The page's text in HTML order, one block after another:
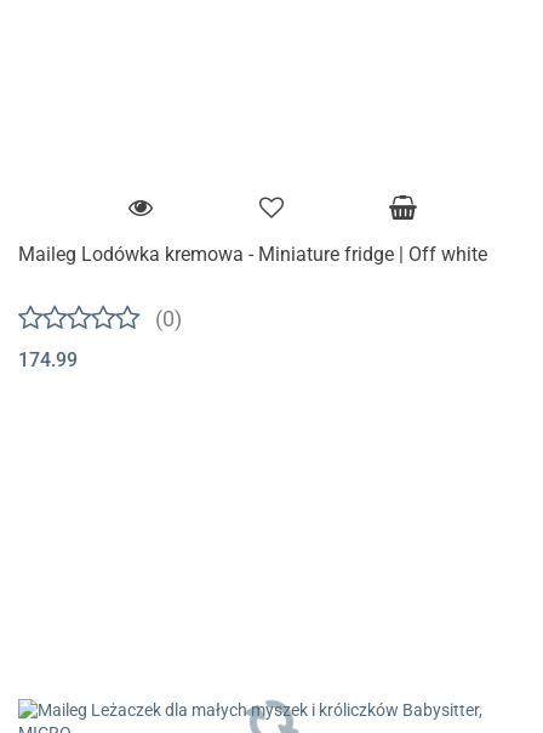
Maileg Lodówka kremowa - Miniature fridge | Off white
(0)
174.99